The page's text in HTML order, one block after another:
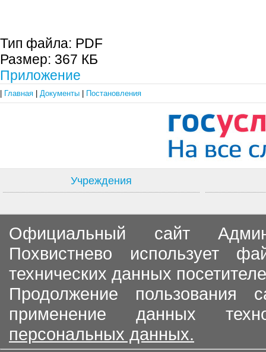
Тип файла: PDF
Размер: 367 КБ
Приложение
Главная Документы Постановления
Учреждения
Официальный сайт
Похвистнево использует
технических данных
Продолжение пользования
применение данных
персональных данных.